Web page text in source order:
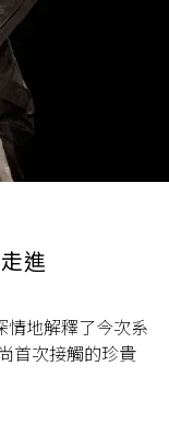
進
情地解釋了今次系
首次接觸的珍貴